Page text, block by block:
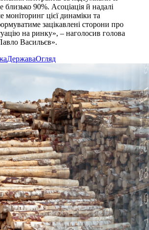
близько 90%. Асоціація й надалі
моніторинг цієї динаміки та
зацікавлені сторони про
на ринку», – наголосив голова
Васильєв».
ДержаваОгляд